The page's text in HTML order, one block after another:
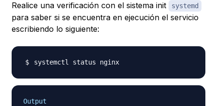
Realice una verificación con el sistema init systemd
para saber si se encuentra en ejecución el servicio
escribiendo lo siguiente:
Output